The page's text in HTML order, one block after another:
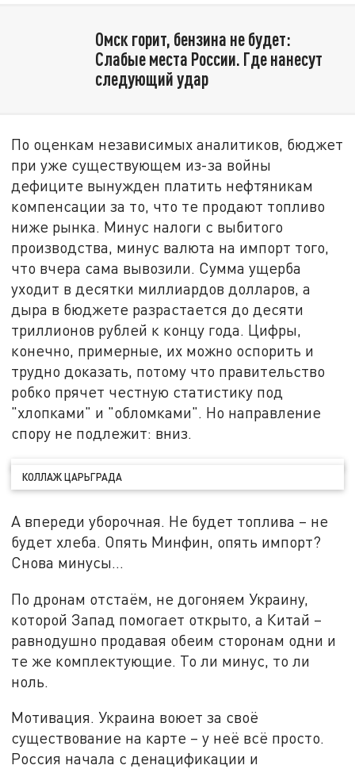
Омск горит, бензина не будет:
Слабые места России. Где нанесут
следующий удар
По оценкам независимых аналитиков, бюджет
при уже существующем из-за войны
дефиците вынужден платить нефтяникам
компенсации за то, что те продают топливо
ниже рынка. Минус налоги с выбитого
производства, минус валюта на импорт того,
что вчера сама вывозили. Сумма ущерба
уходит в десятки миллиардов долларов, а
дыра в бюджете разрастается до десяти
триллионов рублей к концу года. Цифры,
конечно, примерные, их можно оспорить и
трудно доказать, потому что правительство
робко прячет честную статистику под
"хлопками" и "обломками". Но направление
спору не подлежит: вниз.
КОЛЛАЖ ЦАРЬГРАДА
А впереди уборочная. Не будет топлива – не
будет хлеба. Опять Минфин, опять импорт?
Снова минусы…
По дронам отстаём, не догоняем Украину,
которой Запад помогает открыто, а Китай –
равнодушно продавая обеим сторонам одни и
те же комплектующие. То ли минус, то ли
ноль.
Мотивация. Украина воюет за своё
существование на карте – у неё всё просто.
Россия начала с денацификации и